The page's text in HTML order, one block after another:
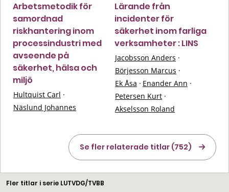
Arbetsmetodik för
samordnad
riskhantering inom
processindustri med
avseende på
säkerhet, hälsa och
miljö
Hultquist Carl ·
Näslund Johannes
Lärande från
incidenter för
säkerhet inom farliga
verksamheter : LINS
Jacobsson Anders ·
Börjesson Marcus ·
Ek Åsa · Enander Ann ·
Petersen Kurt ·
Akselsson Roland
Se fler relaterade titlar (752)
Fler titlar i serie LUTVDG/TVBB